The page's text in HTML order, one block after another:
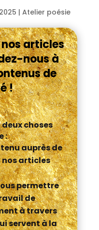
| Atelier poésie
articles
nous à
de
!
choses
:
auprès de
nos articles
permettre
de
à travers
servent à la